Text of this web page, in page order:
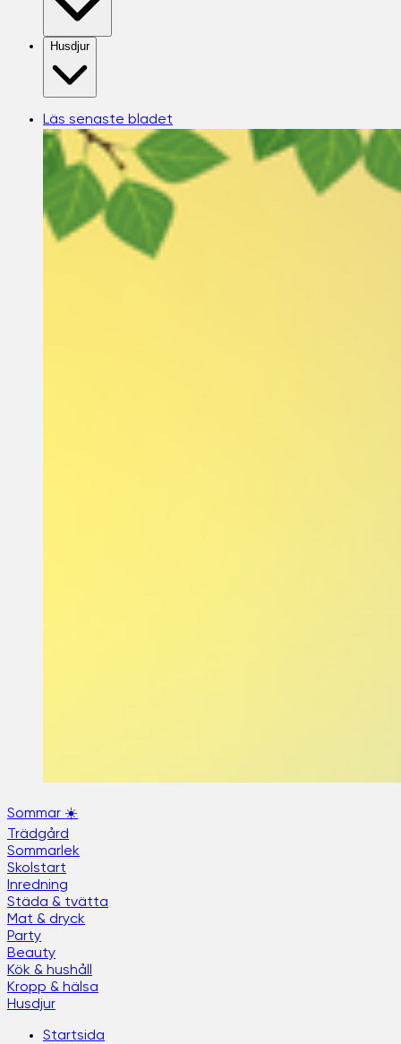
Husdjur
Läs senaste bladet
Sommar ☀️
Trädgård
Sommarlek
Skolstart
Inredning
Städa & tvätta
Mat & dryck
Party
Beauty
Kök & hushåll
Kropp & hälsa
Husdjur
Startsida